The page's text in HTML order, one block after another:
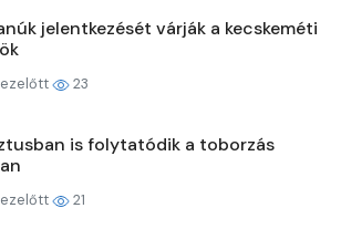
jelentkezését várják a kecskeméti
ezelőtt 23
is folytatódik a toborzás
ezelőtt 21